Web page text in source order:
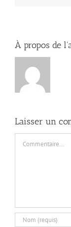
À propos de
Laisser un